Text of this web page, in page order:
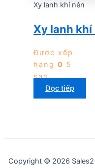
Xy lanh khí nén
Xy lanh khí
Được xếp
hạng 0 5
sao
Đọc tiếp
Copyright © 2026